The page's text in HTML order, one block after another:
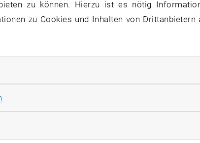
aller aktuellen Forschungsprojekte finden Sie im
Bautechnik
Erhaltung
zu können. Hierzu ist es nötig
zu Cookies und Inhalten von
Cookies zulassen